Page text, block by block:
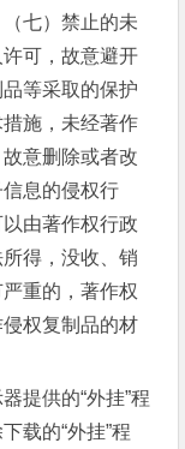
七）禁止的未
可，故意避开
等采取的保护
施，未经著作
意删除或者改
息的侵权行
由著作权行政
得，没收、销
重的，著作权
权复制品的材
供的“外挂”程
载的“外挂”程